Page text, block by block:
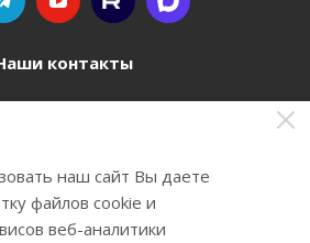
контакты
8 800 77-00-962
Павла Преображенского, д.6А,
помещение 3
наш сайт Вы даете
файлов cookie и
веб-аналитики